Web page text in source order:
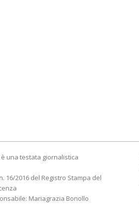
è una testata giornalistica
16/2016 del Registro Stampa del
Mariagrazia Bonollo